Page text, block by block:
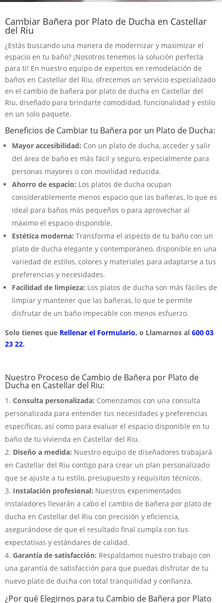
Cambiar Bañera por Plato de Ducha en Castellar
del Riu
¿Estás buscando una manera de modernizar y maximizar el
espacio en tu baño? ¡Nosotros tenemos la solución perfecta
para ti! En nuestro equipo de expertos en remodelación de
baños en Castellar del Riu, ofrecemos un servicio especializado
en el cambio de bañera por plato de ducha en Castellar del
Riu, diseñado para brindarte comodidad, funcionalidad y estilo
en un solo paquete.
Beneficios de Cambiar tu Bañera por un Plato de Ducha:
Mayor accesibilidad: Con un plato de ducha, acceder y salir
del área de baño es más fácil y seguro, especialmente para
personas mayores o con movilidad reducida.
Ahorro de espacio: Los platos de ducha ocupan
considerablemente menos espacio que las bañeras, lo que es
ideal para baños más pequeños o para aprovechar al
máximo el espacio disponible.
Estética moderna: Transforma el aspecto de tu baño con un
plato de ducha elegante y contemporáneo, disponible en una
variedad de estilos, colores y materiales para adaptarse a tus
preferencias y necesidades.
Facilidad de limpieza: Los platos de ducha son más fáciles de
limpiar y mantener que las bañeras, lo que te permite
disfrutar de un baño impecable con menos esfuerzo.
Solo tienes que Rellenar el Formulario. o Llamarnos al 600 03
23 22.
Nuestro Proceso de Cambio de Bañera por Plato de
Ducha en Castellar del Riu:
Consulta personalizada: Comenzamos con una consulta
personalizada para entender tus necesidades y preferencias
específicas, así como para evaluar el espacio disponible en tu
baño de tu vivienda en Castellar del Riu.
Diseño a medida: Nuestro equipo de diseñadores trabajará
en Castellar del Riu contigo para crear un plan personalizado
que se ajuste a tu estilo, presupuesto y requisitos técnicos.
Instalación profesional: Nuestros experimentados
instaladores llevarán a cabo el cambio de bañera por plato de
ducha en Castellar del Riu con precisión y eficiencia,
asegurándose de que el resultado final cumpla con tus
expectativas y estándares de calidad.
Garantía de satisfacción: Respaldamos nuestro trabajo con
una garantía de satisfacción para que puedas disfrutar de tu
nuevo plato de ducha con total tranquilidad y confianza.
¿Por qué Elegirnos para tu Cambio de Bañera por Plato